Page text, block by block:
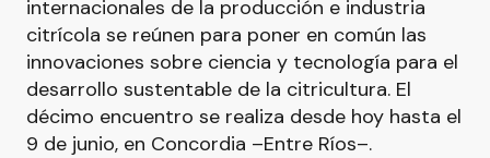
internacionales de la producción e industria
citrícola se reúnen para poner en común las
innovaciones sobre ciencia y tecnología para el
desarrollo sustentable de la citricultura. El
décimo encuentro se realiza desde hoy hasta el
9 de junio, en Concordia –Entre Ríos–.